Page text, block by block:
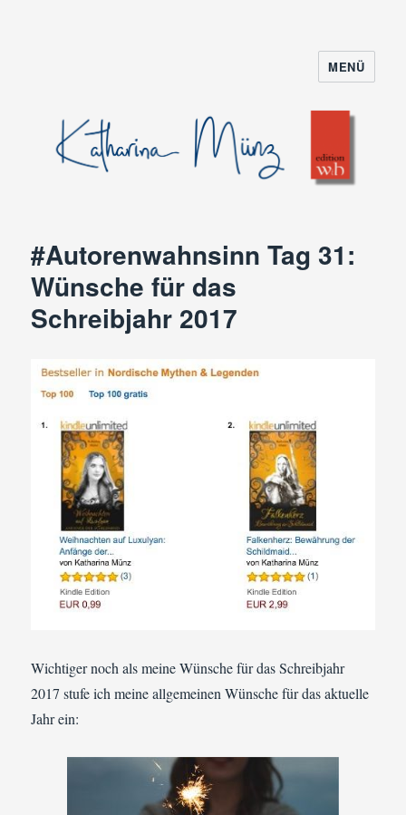
MENÜ
#Autorenwahnsinn Tag 31:
Wünsche für das
Schreibjahr 2017
Wichtiger noch als meine Wünsche für das Schreibjahr
2017 stufe ich meine allgemeinen Wünsche für das aktuelle
Jahr ein: